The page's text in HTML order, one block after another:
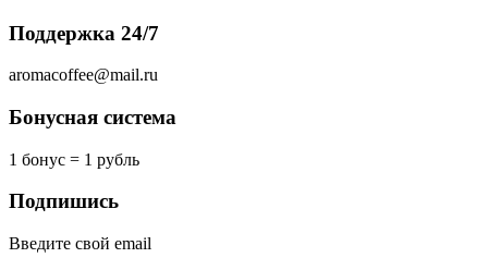
Поддержка 24/7
aromacoffee@mail.ru
Бонусная система
1 бонус = 1 рубль
Подпишись
Введите свой email